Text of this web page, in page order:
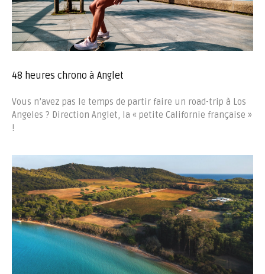
48 heures chrono à Anglet
Vous n’avez pas le temps de partir faire un road-trip à Los
Angeles ? Direction Anglet, la « petite Californie française »
!